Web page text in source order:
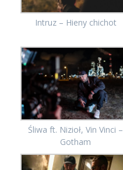
Intruz – Hieny chichot
Śliwa ft. Nizioł, Vin Vinci –
Gotham